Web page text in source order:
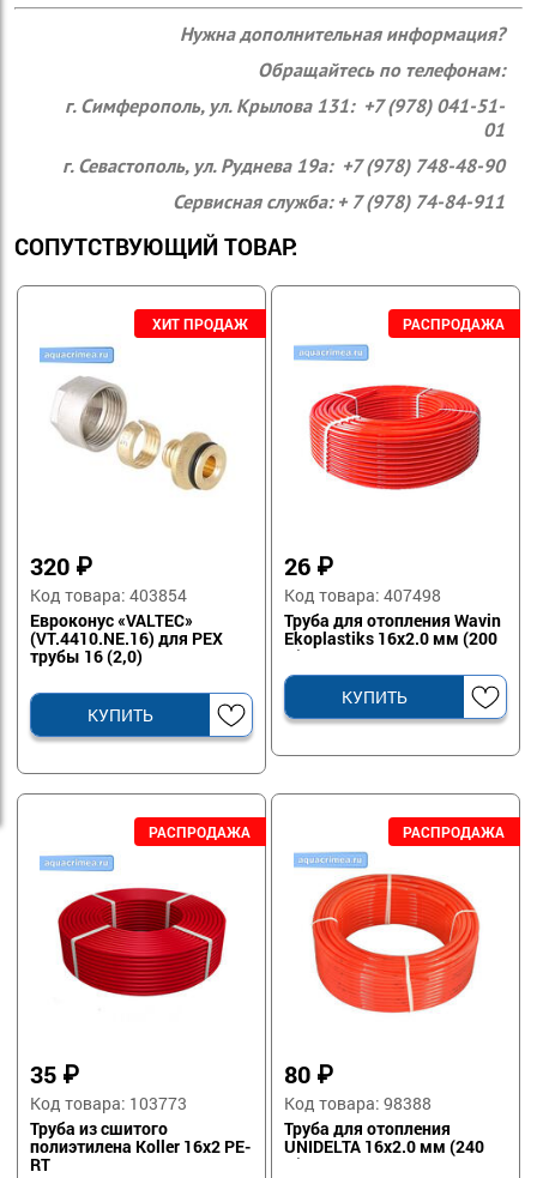
Нужна дополнительная информация?
Обращайтесь по телефонам:
г. Симферополь, ул. Крылова 131: +7 (978) 041-51-
01
г. Севастополь, ул. Руднева 19а: +7 (978) 748-48-90
Сервисная служба: + 7 (978) 74-84-911
СОПУТСТВУЮЩИЙ ТОВАР:
320 ₽
Код товара: 403854
Евроконус «VALTEC»
(VT.4410.NE.16) для PEX
трубы 16 (2,0)
КУПИТЬ
26 ₽
Код товара: 407498
Труба для отопления Wavin
Ekoplastiks 16х2.0 мм (200
м)
КУПИТЬ
35 ₽
Код товара: 103773
Труба из сшитого
полиэтилена Koller 16x2 PE-
RT
80 ₽
Код товара: 98388
Труба для отопления
UNIDELTA 16х2.0 мм (240
м)